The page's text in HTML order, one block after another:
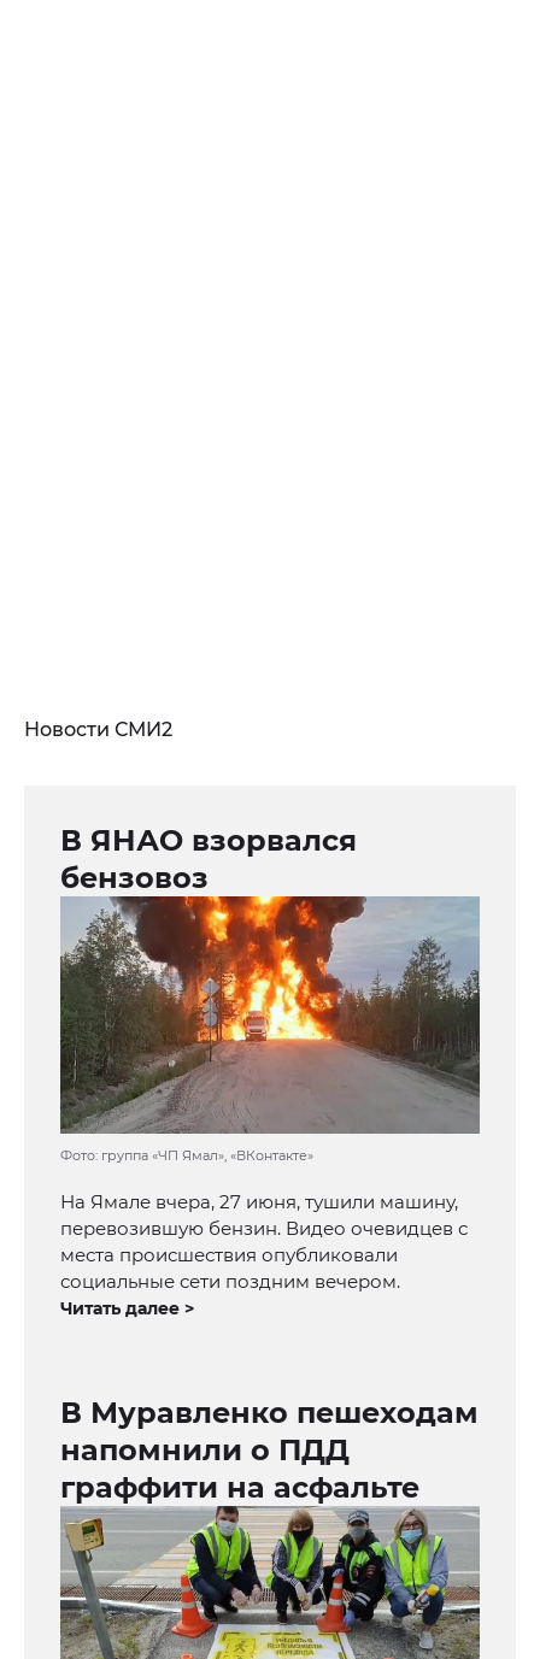
Новости СМИ2
В ЯНАО взорвался
бензовоз
Фото: группа «ЧП Ямал», «ВКонтакте»
На Ямале вчера, 27 июня, тушили машину,
перевозившую бензин. Видео очевидцев с
места происшествия опубликовали
социальные сети поздним вечером.
Читать далее >
В Муравленко пешеходам
напомнили о ПДД
граффити на асфальте